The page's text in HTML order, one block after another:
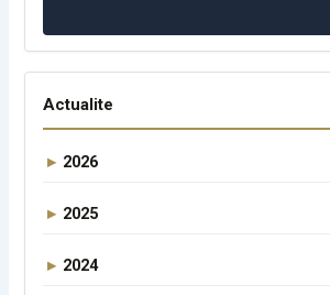
Actualite
2026
2025
2024